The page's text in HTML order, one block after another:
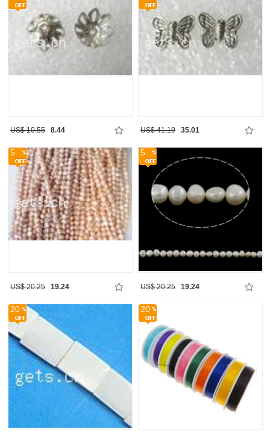
US$ 10.55 8.44 US$ 41.19 35.01
5
US$ 20.25 19.24
5
US$ 20.25 19.24
20 20